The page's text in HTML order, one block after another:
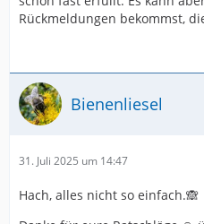
Rückmeldungen bekommst,
Bienenliesel
31. Juli 2025 um 14:47
Hach, alles nicht so einfach.🙈